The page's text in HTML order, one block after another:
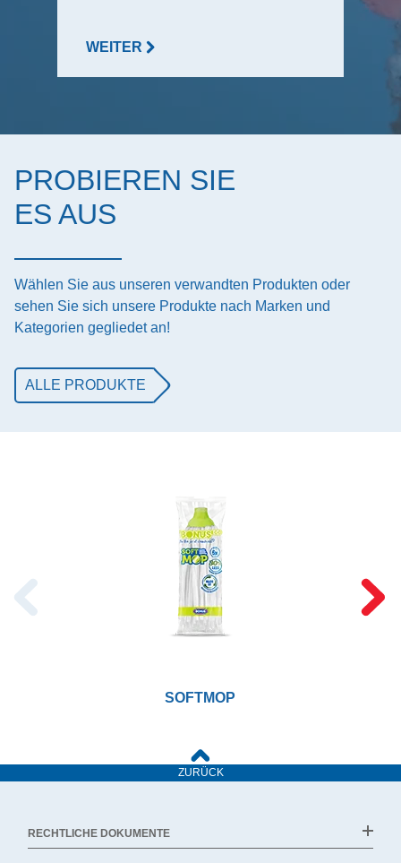
WEITER
PROBIEREN SIE
ES AUS
Wählen Sie aus unseren verwandten Produkten oder
sehen Sie sich unsere Produkte nach Marken und
Kategorien gegliedet an!
ALLE PRODUKTE
SOFTMOP
ZURÜCK
RECHTLICHE DOKUMENTE